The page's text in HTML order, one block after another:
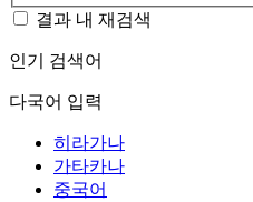
결과 내 재검색
인기 검색어
다국어 입력
히라가나
가타카나
중국어